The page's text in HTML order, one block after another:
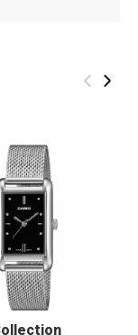
‹ ›